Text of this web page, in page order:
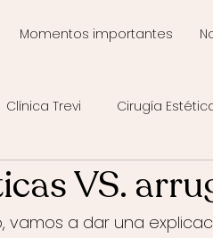
Momentos importantes
Clínica Trevi Cirugía
VS.
vamos a dar una